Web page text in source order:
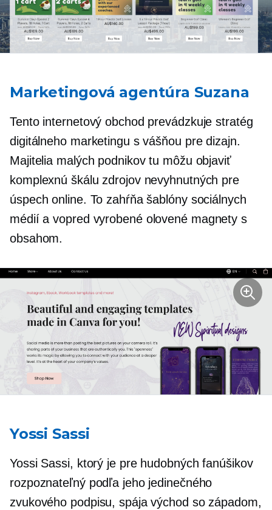
Marketingová agentúra Suzana
Tento internetový obchod prevádzkuje stratég
digitálneho marketingu s vášňou pre dizajn.
Majitelia malých podnikov tu môžu objaviť
komplexnú škálu zdrojov nevyhnutných pre
úspech online. To zahŕňa šablóny sociálnych
médií avopred vyrobenéolovené magnety s
obsahom.
Yossi Sassi
Yossi Sassi, ktorý je pre hudobných fanúšikov
rozpoznateľný podľa jeho jedinečného
zvukového podpisu, spája východ so západom,